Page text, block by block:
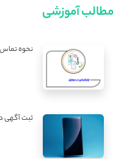
مطالب آموزشی
نحوه تماس
ثبت آگهی